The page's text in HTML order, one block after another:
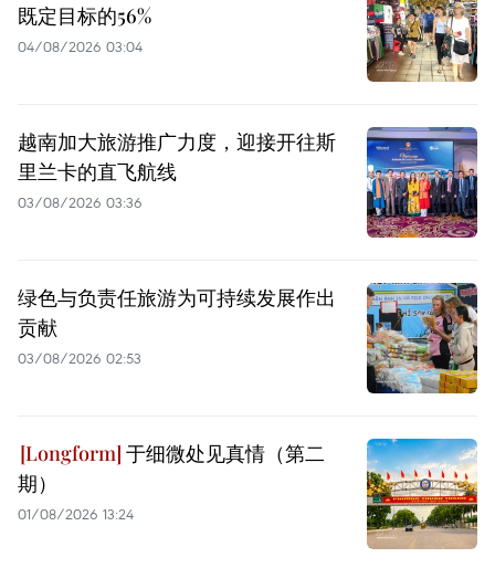
既定目标的56%
04/08/2026 03:04
越南加大旅游推广力度，迎接开往斯
里兰卡的直飞航线
03/08/2026 03:36
绿色与负责任旅游为可持续发展作出
贡献
03/08/2026 02:53
于细微处见真情（第二
期）
01/08/2026 13:24